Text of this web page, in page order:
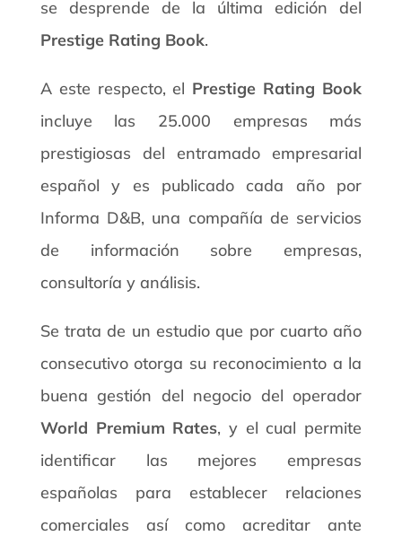
se desprende de la última edición del
Prestige Rating Book.
A este respecto, el Prestige Rating Book
incluye las 25.000 empresas más
prestigiosas del entramado empresarial
español y es publicado cada año por
Informa D&B, una compañía de servicios
de información sobre empresas,
consultoría y análisis.
Se trata de un estudio que por cuarto año
consecutivo otorga su reconocimiento a la
buena gestión del negocio del operador
World Premium Rates, y el cual permite
identificar las mejores empresas
españolas para establecer relaciones
comerciales así como acreditar ante